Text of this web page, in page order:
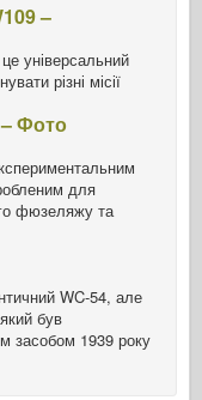
–
універсальний
різні місії
Фото
для
фюзеляжу та
WC-54, але
був
засобом 1939 року